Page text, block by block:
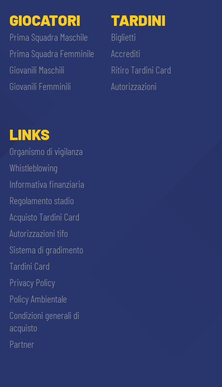
GIOCATORI
Prima Squadra Maschile
Prima Squadra Femminile
Giovanili Maschili
Giovanili Femminili
TARDINI
Biglietti
Accrediti
Ritiro Tardini Card
Autorizzazioni
LINKS
Organismo di vigilanza
Whistleblowing
Informativa finanziaria
Regolamento stadio
Acquisto Tardini Card
Autorizzazioni tifo
Sistema di gradimento
Tardini Card
Privacy Policy
Policy Ambientale
Condizioni generali di
acquisto
Partner